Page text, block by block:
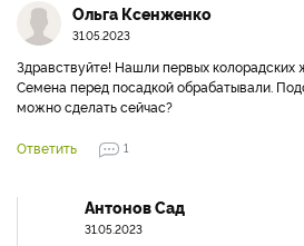
Ольга Ксенженко
31.05.2023
Здравствуйте! Нашли первых колорадских
Семена перед посадкой обрабатывали.
можно сделать сейчас?
Ответить 1
Антонов Сад
31.05.2023